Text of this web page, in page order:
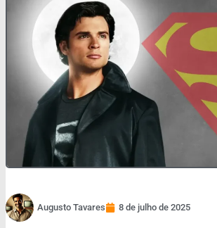
Augusto Tavares 8 de julho de 2025